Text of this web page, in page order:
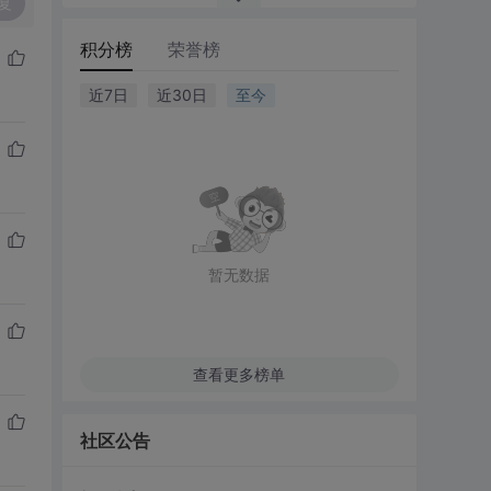
积分榜 荣誉榜
近7日 近30日 至今
暂无数据
查看更多榜单
社区公告